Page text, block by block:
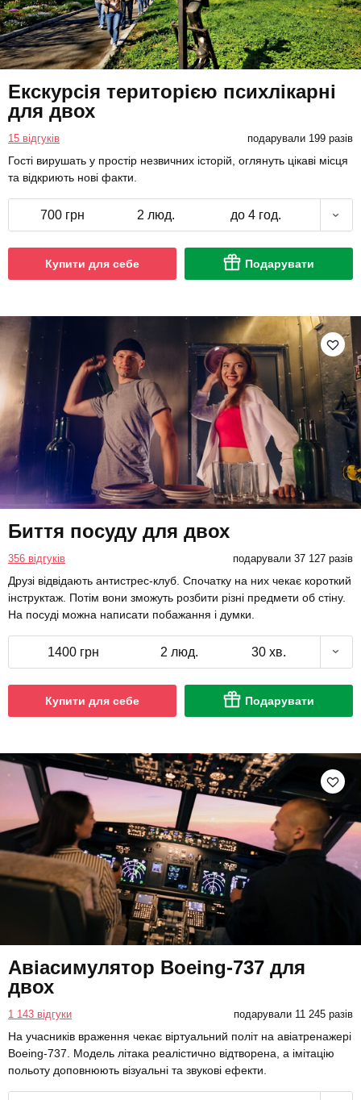
Екскурсія територією психлікарні
для двох
15 відгуків подарували 199 разів
Гості вирушать у простір незвичних історій, оглянуть цікаві місця
та відкриють нові факти.
700 грн 2 люд. до 4 год.
Купити для себе Подарувати
Биття посуду для двох
356 відгуків подарували 37 127 разів
Друзі відвідають антистрес-клуб. Спочатку на них чекає короткий
інструктаж. Потім вони зможуть розбити різні предмети об стіну.
На посуді можна написати побажання і думки.
1400 грн 2 люд. 30 хв.
Купити для себе Подарувати
Авіасимулятор Boeing-737 для
двох
1 143 відгуки подарували 11 245 разів
На учасників враження чекає віртуальний політ на авіатренажері
Boeing-737. Модель літака реалістично відтворена, а імітацію
польоту доповнюють візуальні та звукові ефекти.